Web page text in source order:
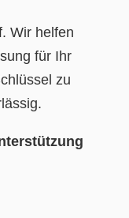
Wir helfen
für Ihr
zu